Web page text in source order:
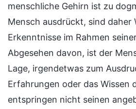
menschliche Gehirn ist zu
Mensch ausdrückt, sind daher
Erkenntnisse im Rahmen
Abgesehen davon, ist der
Lage, irgendetwas zum
Erfahrungen oder das Wissen
entspringen nicht seinen